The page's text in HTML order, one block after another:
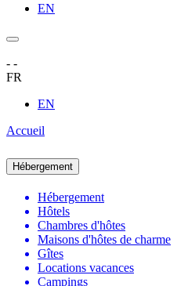
EN
- -
FR
EN
Accueil
Hébergement
Hébergement
Hôtels
Chambres d'hôtes
Maisons d'hôtes de charme
Gîtes
Locations vacances
Campings